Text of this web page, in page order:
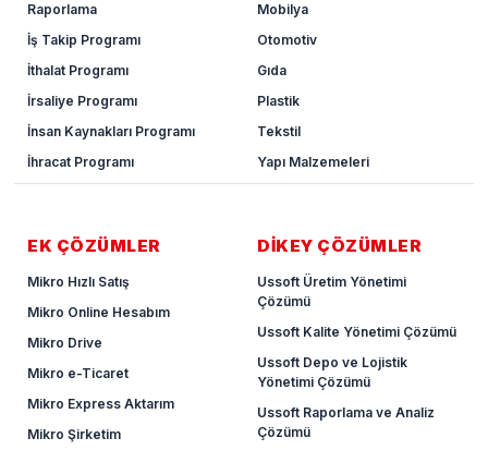
Raporlama
İş Takip Programı
İthalat Programı
İrsaliye Programı
İnsan Kaynakları Programı
İhracat Programı
Mobilya
Otomotiv
Gıda
Plastik
Tekstil
Yapı Malzemeleri
EK ÇÖZÜMLER
Mikro Hızlı Satış
Mikro Online Hesabım
Mikro Drive
Mikro e-Ticaret
Mikro Express Aktarım
Mikro Şirketim
DİKEY ÇÖZÜMLER
Ussoft Üretim Yönetimi
Çözümü
Ussoft Kalite Yönetimi Çözümü
Ussoft Depo ve Lojistik
Yönetimi Çözümü
Ussoft Raporlama ve Analiz
Çözümü